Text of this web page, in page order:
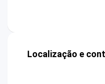
Localização e